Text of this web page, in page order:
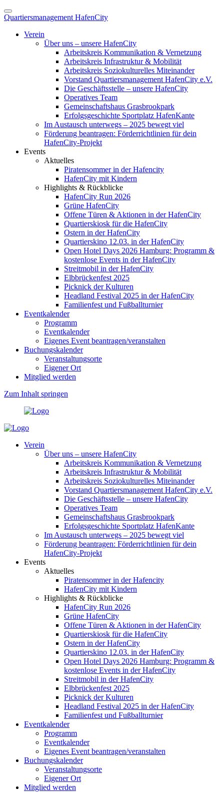
Quartiersmanagement HafenCity
Verein
Über uns – unsere HafenCity
Arbeitskreis Kommunikation & Vernetzung
Arbeitskreis Infrastruktur & Mobilität
Arbeitskreis Soziokulturelles Miteinander
Vorstand Quartiersmanagement HafenCity e.V.
Die Geschäftsstelle – unsere HafenCity
Operatives Team
Gemeinschaftshaus Grasbrookpark
Erfolgsgeschichte Sportplatz HafenKante
Im Austausch unterwegs – 2025 bewegt viel
Förderung beantragen: Förderrichtlinien für dein
HafenCity-Projekt
Events
Aktuelles
Piratensommer in der Hafencity
HafenCity mit Kindern
Highlights & Rückblicke
HafenCity Run 2026
Grüne HafenCity
Offene Türen & Aktionen in der HafenCity
Quartierskiosk für die HafenCity
Ostern in der HafenCity
Quartierskino 12.03. in der HafenCity
Open Hotel Days 2026 Hamburg: Programm &
kostenlose Events in der HafenCity
Streitmobil in der HafenCity
Elbbrückenfest 2025
Picknick der Kulturen
Headland Festival 2025 in der HafenCity
Familienfest und Fußballturnier
Eventkalender
Programm
Eventkalender
Eigenes Event beantragen/veranstalten
Buchungskalender
Veranstaltungsorte
Eigener Ort
Mitglied werden
Zum Inhalt springen
Verein
Über uns – unsere HafenCity
Arbeitskreis Kommunikation & Vernetzung
Arbeitskreis Infrastruktur & Mobilität
Arbeitskreis Soziokulturelles Miteinander
Vorstand Quartiersmanagement HafenCity e.V.
Die Geschäftsstelle – unsere HafenCity
Operatives Team
Gemeinschaftshaus Grasbrookpark
Erfolgsgeschichte Sportplatz HafenKante
Im Austausch unterwegs – 2025 bewegt viel
Förderung beantragen: Förderrichtlinien für dein
HafenCity-Projekt
Events
Aktuelles
Piratensommer in der Hafencity
HafenCity mit Kindern
Highlights & Rückblicke
HafenCity Run 2026
Grüne HafenCity
Offene Türen & Aktionen in der HafenCity
Quartierskiosk für die HafenCity
Ostern in der HafenCity
Quartierskino 12.03. in der HafenCity
Open Hotel Days 2026 Hamburg: Programm &
kostenlose Events in der HafenCity
Streitmobil in der HafenCity
Elbbrückenfest 2025
Picknick der Kulturen
Headland Festival 2025 in der HafenCity
Familienfest und Fußballturnier
Eventkalender
Programm
Eventkalender
Eigenes Event beantragen/veranstalten
Buchungskalender
Veranstaltungsorte
Eigener Ort
Mitglied werden